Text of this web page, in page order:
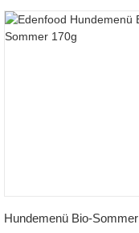
Schnellkauf
Hundemenü Bio-Sommer